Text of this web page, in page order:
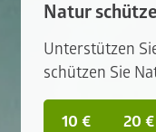
Natur
Unterstützen
schützen Sie
10 € 20 €